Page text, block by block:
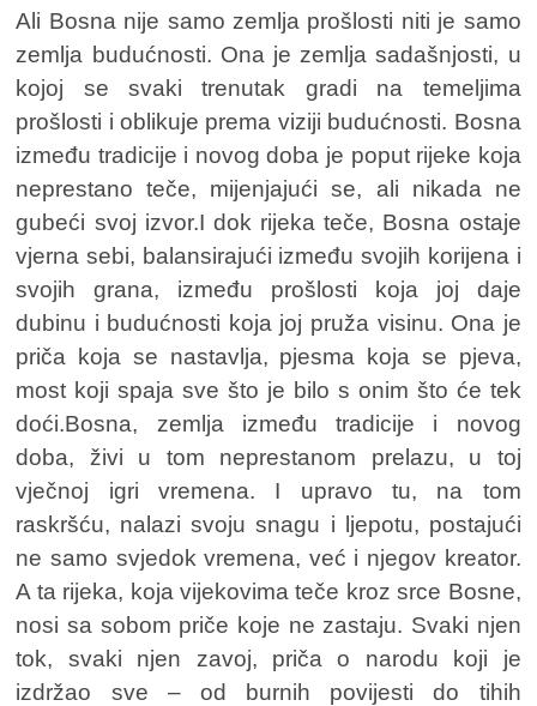
Ali Bosna nije samo zemlja prošlosti niti je samo
zemlja budućnosti. Ona je zemlja sadašnjosti, u
kojoj se svaki trenutak gradi na temeljima
prošlosti i oblikuje prema viziji budućnosti. Bosna
između tradicije i novog doba je poput rijeke koja
neprestano teče, mijenjajući se, ali nikada ne
gubeći svoj izvor.I dok rijeka teče, Bosna ostaje
vjerna sebi, balansirajući između svojih korijena i
svojih grana, između prošlosti koja joj daje
dubinu i budućnosti koja joj pruža visinu. Ona je
priča koja se nastavlja, pjesma koja se pjeva,
most koji spaja sve što je bilo s onim što će tek
doći.Bosna, zemlja između tradicije i novog
doba, živi u tom neprestanom prelazu, u toj
vječnoj igri vremena. I upravo tu, na tom
raskršću, nalazi svoju snagu i ljepotu, postajući
ne samo svjedok vremena, već i njegov kreator.
A ta rijeka, koja vijekovima teče kroz srce Bosne,
nosi sa sobom priče koje ne zastaju. Svaki njen
tok, svaki njen zavoj, priča o narodu koji je
izdržao sve – od burnih povijesti do tihih